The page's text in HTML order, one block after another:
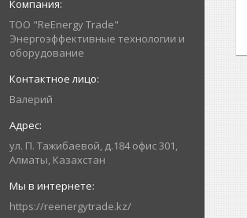
ТОО "ReEnergy Trade"
Энергоэффективные технологии и
оборудование
Валерий
ул. П. Тажибаевой, д.184 офис 301,
Алматы, Казахстан
https://reenergytrade.kz/